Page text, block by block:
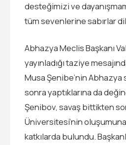
desteğimizi ve
tüm sevenlerine sabırlar
Abhazya Meclis Başkanı
yayınladığı taziye
Musa Şenibe’nin Abhazya
sonra yaptıklarına da
Şenibov, savaş bittikten
Üniversitesi’nin
katkılarda bulundu.